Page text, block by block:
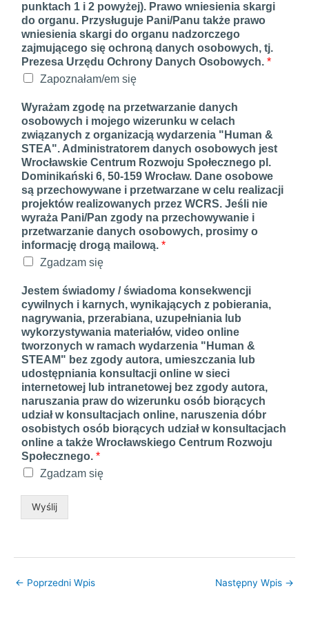
punktach 1 i 2 powyżej). Prawo wniesienia skargi
do organu. Przysługuje Pani/Panu także prawo
wniesienia skargi do organu nadzorczego
zajmującego się ochroną danych osobowych, tj.
Prezesa Urzędu Ochrony Danych Osobowych. *
Zapoznałam/em się
Wyrażam zgodę na przetwarzanie danych
osobowych i mojego wizerunku w celach
związanych z organizacją wydarzenia "Human &
STEA". Administratorem danych osobowych jest
Wrocławskie Centrum Rozwoju Społecznego pl.
Dominikański 6, 50-159 Wrocław. Dane osobowe
są przechowywane i przetwarzane w celu realizacji
projektów realizowanych przez WCRS. Jeśli nie
wyraża Pani/Pan zgody na przechowywanie i
przetwarzanie danych osobowych, prosimy o
informację drogą mailową. *
Zgadzam się
Jestem świadomy / świadoma konsekwencji
cywilnych i karnych, wynikających z pobierania,
nagrywania, przerabiana, uzupełniania lub
wykorzystywania materiałów, video online
tworzonych w ramach wydarzenia "Human &
STEAM" bez zgody autora, umieszczania lub
udostępniania konsultacji online w sieci
internetowej lub intranetowej bez zgody autora,
naruszania praw do wizerunku osób biorących
udział w konsultacjach online, naruszenia dóbr
osobistych osób biorących udział w konsultacjach
online a także Wrocławskiego Centrum Rozwoju
Społecznego. *
Zgadzam się
Wyślij
← Poprzedni Wpis Następny Wpis →